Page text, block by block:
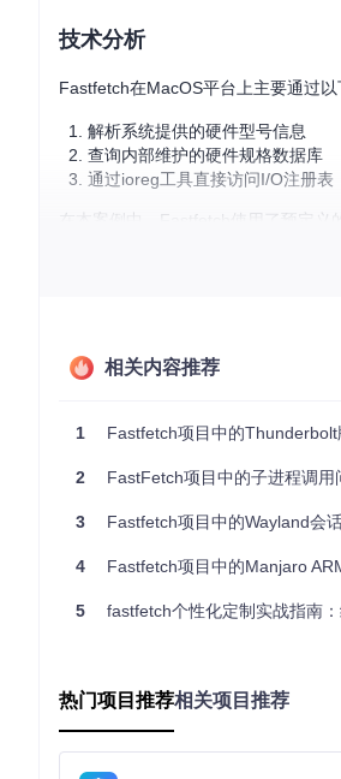
技术分析
Fastfetch在MacOS平台上主要通过以
解析系统提供的硬件型号信息
查询内部维护的硬件规格数据库
通过ioreg工具直接访问I/O注册表
在本案例中，Fastfetch使用了预定
更新了内部硬件数据库，准确反
完善了版本检测逻辑，优先使用
验证结果
经过更新后的Fastfetch开发版本已
经验总结
硬件厂商的规格文档可能存在不一
相关内容推荐
1 Fastfetch项目中的
2 FastFetch项目中的子进程调用
3 Fastfetch项目中的Wayland会
4 Fastfetch项目中的Manjaro
5 fastfetch个性化定制实战指南
热门项目推荐相关项目推荐